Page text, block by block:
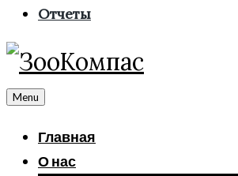
Отчеты
Menu
Главная
О нас